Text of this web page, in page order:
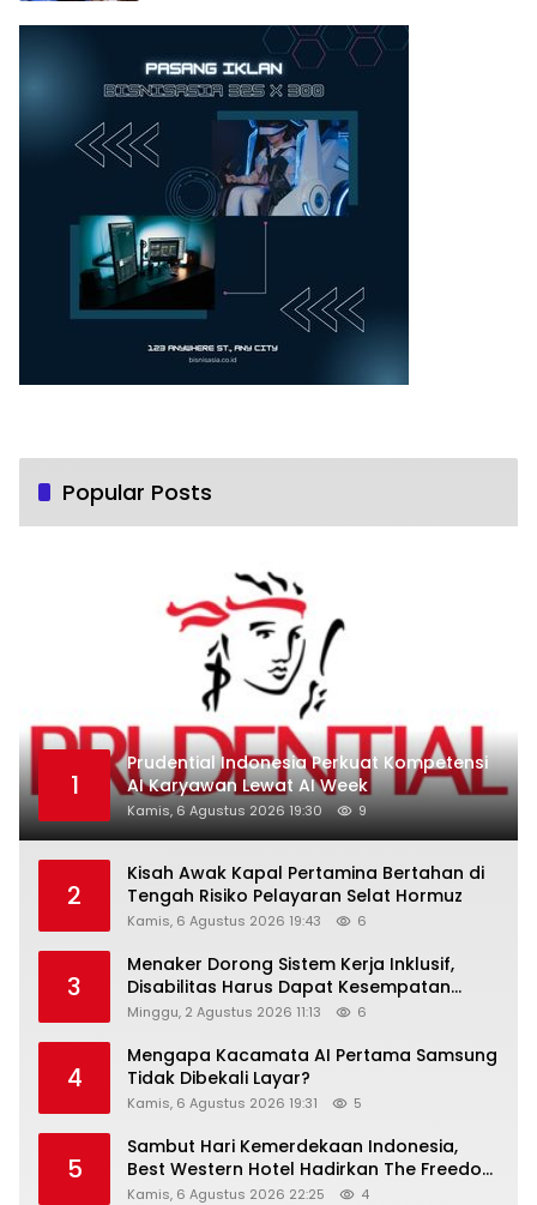
Popular Posts
1
Prudential Indonesia Perkuat Kompetensi
AI Karyawan Lewat AI Week
Kamis, 6 Agustus 2026 19:30 9
2
Kisah Awak Kapal Pertamina Bertahan di
Tengah Risiko Pelayaran Selat Hormuz
Kamis, 6 Agustus 2026 19:43 6
3
Menaker Dorong Sistem Kerja Inklusif,
Disabilitas Harus Dapat Kesempatan
Setara
Minggu, 2 Agustus 2026 11:13 6
4
Mengapa Kacamata AI Pertama Samsung
Tidak Dibekali Layar?
Kamis, 6 Agustus 2026 19:31 5
5
Sambut Hari Kemerdekaan Indonesia,
Best Western Hotel Hadirkan The Freedom
Stay Diskon Hingga 45%
Kamis, 6 Agustus 2026 22:25 4